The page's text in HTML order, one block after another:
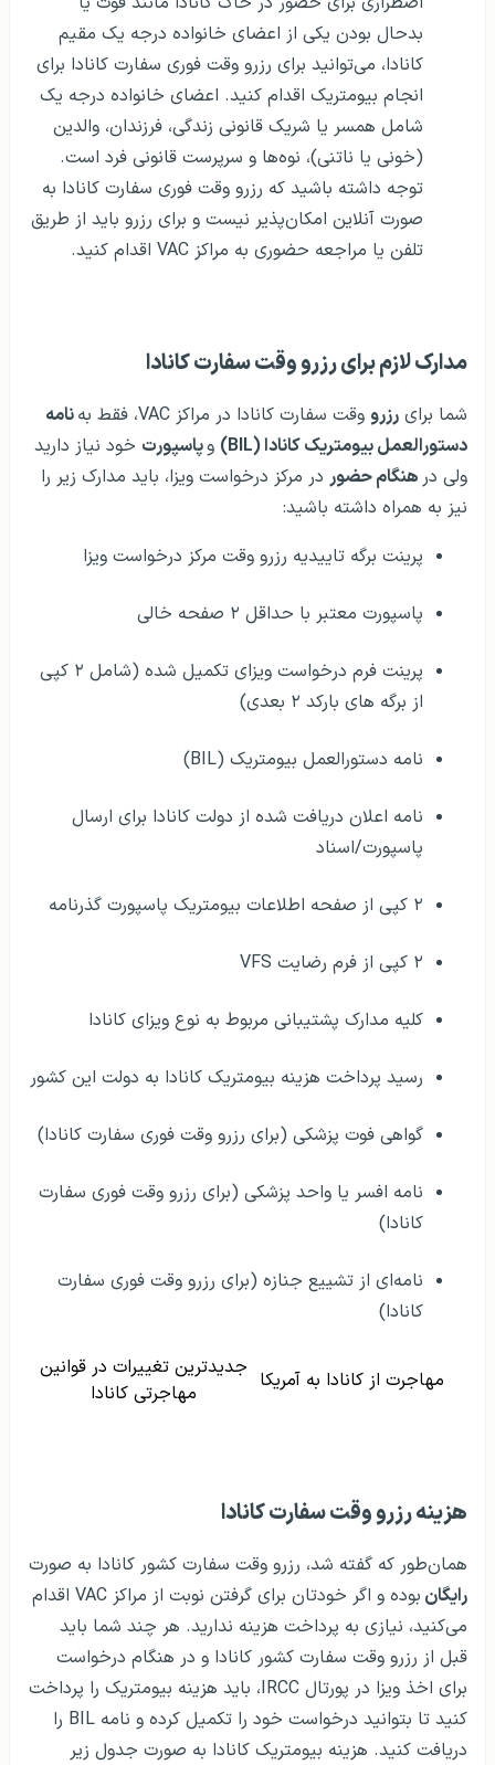
بدحال بودن یکی از اعضای خانواده درجه یک مقیم
کانادا، می‌توانید برای رزرو وقت فوری سفارت کانادا برای
انجام بیومتریک اقدام کنید. اعضای خانواده درجه یک
شامل همسر یا شریک قانونی زندگی، فرزندان، والدین
(خونی یا ناتنی)، نوه‌ها و سرپرست قانونی فرد است.
توجه داشته باشید که رزرو وقت فوری سفارت کانادا به
صورت آنلاین امکان‌پذیر نیست و برای رزرو باید از طریق
تلفن یا مراجعه حضوری به مراکز VAC اقدام کنید.
مدارک لازم برای رزرو وقت سفارت کانادا
شما برای رزرو وقت سفارت کانادا در مراکز VAC، فقط به
نامه
دستورالعمل بیومتریک کانادا (BIL)
وپاسپورت خود نیاز دارید
ولی در هنگام حضور در مرکز درخواست ویزا، باید مدارک زیر را
نیز به همراه داشته باشید:
پرینت برگه تاییدیه رزرو وقت مرکز درخواست ویزا
پاسپورت معتبر با حداقل ۲ صفحه خالی
پرینت فرم درخواست ویزای تکمیل شده (شامل ۲ کپی
از برگه های بارکد ۲ بعدی)
نامه دستورالعمل بیومتریک (BIL)
نامه اعلان دریافت شده از دولت کانادا برای ارسال
پاسپورت/اسناد
۲ کپی از صفحه اطلاعات بیومتریک پاسپورت گذرنامه
۲ کپی از فرم رضایت VFS
کلیه مدارک پشتیبانی مربوط به نوع ویزای کانادا
رسید پرداخت هزینه بیومتریک کانادا به دولت این کشور
گواهی فوت پزشکی (برای رزرو وقت فوری سفارت کانادا)
نامه افسر یا واحد پزشکی (برای رزرو وقت فوری سفارت
کانادا)
نامه‌ای از تشییع جنازه (برای رزرو وقت فوری سفارت
کانادا)
مهاجرت از کانادا به آمریکا جدیدترین تغییرات در قوانین
مهاجرتی کانادا
هزینه رزرو وقت سفارت کانادا
همان‌طور که گفته شد، رزرو وقت سفارت کشور کانادا به صورت
رایگان
بوده و اگر خودتان برای گرفتن نوبت از مراکز VAC اقدام
می‌کنید، نیازی به پرداخت هزینه ندارید. هر چند شما باید
قبل از رزرو وقت سفارت کشور کانادا و در هنگام درخواست
برای اخذ ویزا در پورتال IRCC، باید هزینه‌ بیومتریک را پرداخت
کنید تا بتوانید درخواست خود را تکمیل کرده و نامه BIL را
دریافت کنید. هزینه بیومتریک کانادا به صورت جدول زیر